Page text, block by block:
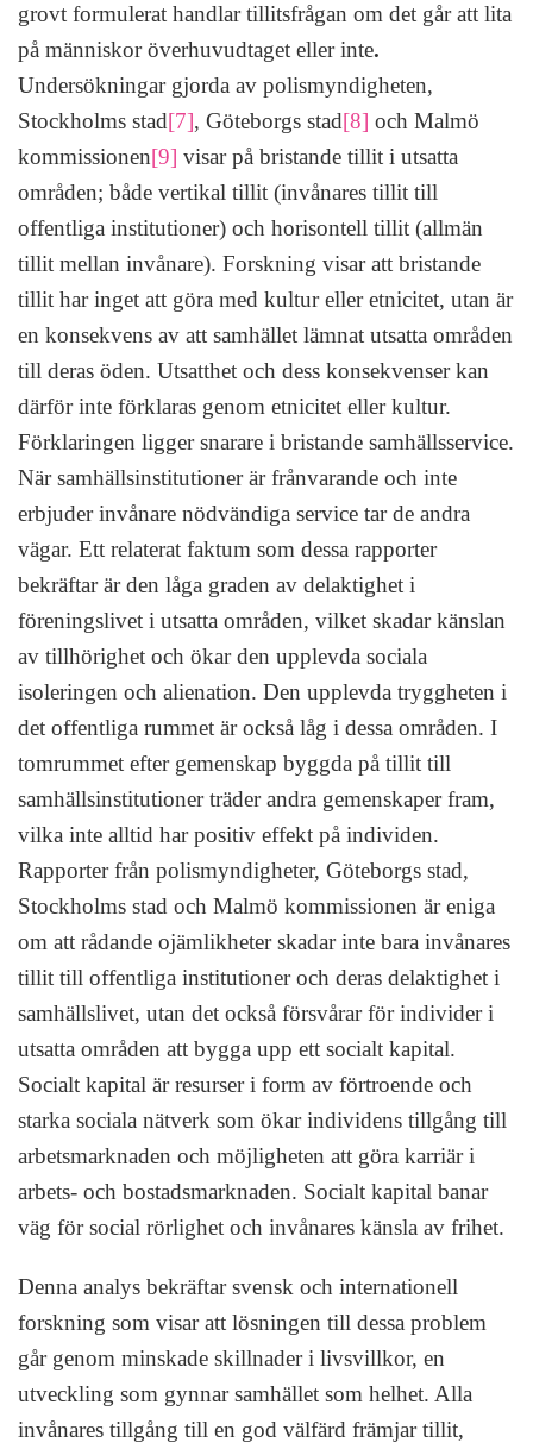
grovt formulerat handlar tillitsfrågan om det går att lita
på människor överhuvudtaget eller inte.
Undersökningar gjorda av polismyndigheten,
Stockholms stad[7], Göteborgs stad[8] och Malmö
kommissionen[9] visar på bristande tillit i utsatta
områden; både vertikal tillit (invånares tillit till
offentliga institutioner) och horisontell tillit (allmän
tillit mellan invånare). Forskning visar att bristande
tillit har inget att göra med kultur eller etnicitet, utan är
en konsekvens av att samhället lämnat utsatta områden
till deras öden. Utsatthet och dess konsekvenser kan
därför inte förklaras genom etnicitet eller kultur.
Förklaringen ligger snarare i bristande samhällsservice.
När samhällsinstitutioner är frånvarande och inte
erbjuder invånare nödvändiga service tar de andra
vägar. Ett relaterat faktum som dessa rapporter
bekräftar är den låga graden av delaktighet i
föreningslivet i utsatta områden, vilket skadar känslan
av tillhörighet och ökar den upplevda sociala
isoleringen och alienation. Den upplevda tryggheten i
det offentliga rummet är också låg i dessa områden. I
tomrummet efter gemenskap byggda på tillit till
samhällsinstitutioner träder andra gemenskaper fram,
vilka inte alltid har positiv effekt på individen.
Rapporter från polismyndigheter, Göteborgs stad,
Stockholms stad och Malmö kommissionen är eniga
om att rådande ojämlikheter skadar inte bara invånares
tillit till offentliga institutioner och deras delaktighet i
samhällslivet, utan det också försvårar för individer i
utsatta områden att bygga upp ett socialt kapital.
Socialt kapital är resurser i form av förtroende och
starka sociala nätverk som ökar individens tillgång till
arbetsmarknaden och möjligheten att göra karriär i
arbets- och bostadsmarknaden. Socialt kapital banar
väg för social rörlighet och invånares känsla av frihet.
Denna analys bekräftar svensk och internationell
forskning som visar att lösningen till dessa problem
går genom minskade skillnader i livsvillkor, en
utveckling som gynnar samhället som helhet. Alla
invånares tillgång till en god välfärd främjar tillit,